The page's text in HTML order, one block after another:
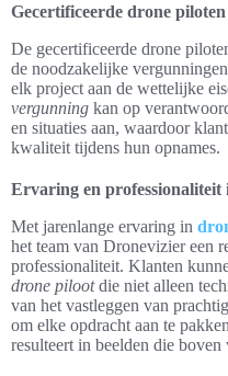
Gecertificeerde drone
De gecertificeerde drone
de noodzakelijke
elk project aan de wettelijke
vergunning kan op
en situaties aan, waardoor
kwaliteit tijdens hun opnames.
Ervaring en professionaliteit
Met jarenlange ervaring in
het team van Dronevizier een
professionaliteit. Klanten
drone pilootdie niet alleen
van het vastleggen van
om elke opdracht aan te
resulteert in beelden die